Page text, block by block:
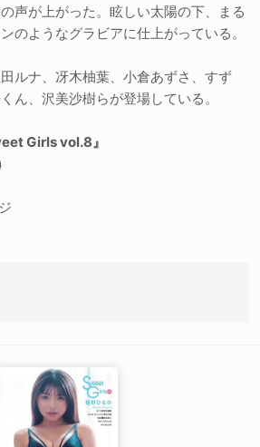
声が上がった。眩しい太陽の下、まる
のようなグラビアに仕上がっている。
ルナ、冴木柚葉、小倉あずさ、すず
ん、沢美沙樹らが登場している。
Girls vol.8』